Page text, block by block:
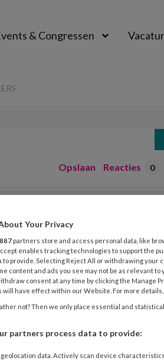
& Congressen
Opslaan Reacties 0
lezen?
lees 2 artikelen gratis per maand
Your Privacy
887 partners store and access personal data, like
enables tracking technologies to support the
to provide. Selecting Reject All or withdrawing your
content and ads you see may not be as relevant
consent at any time by clicking the Manage
will have effect within our Website. For more details,
not? Then we only place essential and
partners process data to provide:
data. Actively scan device